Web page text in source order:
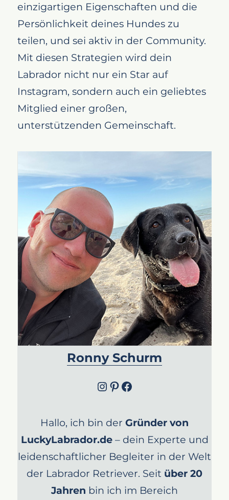
einzigartigen Eigenschaften und die
Persönlichkeit deines Hundes zu
teilen, und sei aktiv in der Community.
Mit diesen Strategien wird dein
Labrador nicht nur ein Star auf
Instagram, sondern auch ein geliebtes
Mitglied einer großen,
unterstützenden Gemeinschaft.
Ronny Schurm
Instagram
Pinterest
Facebook
Hallo, ich bin der Gründer von
LuckyLabrador.de– dein Experte und
leidenschaftlicher Begleiter in der Welt
der Labrador Retriever. Seit über 20
Jahren bin ich im Bereich